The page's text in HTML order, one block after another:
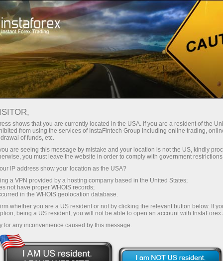
Kompaniya yangiliklari
INSTAFOREX С ПРИЗОВЫМ
ФОНДОМ $45 000
shows that you are currently located in the USA. If you are a resident of the
from using the services of InstaFintech Group including online trading,
of funds, etc.
are seeing this message by mistake and your location is not the US, kindly
you must leave the website in order to comply with government
IP address show your location as the USA?
a VPN provided by a hosting company based in the United States;
not have proper WHOIS records;
in the WHOIS geolocation database.
whether you are a US resident or not by clicking the relevant button below. If
being a US resident, you will not be able to open an account with InstaForex
for any inconvenience caused by this message.